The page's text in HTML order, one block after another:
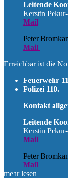
Leitende
Kerstin
Mail
Peter
Mail
Erreichbar ist die
Feuerwehr
Polizei 110.
Kontakt
Leitende
Kerstin
Mail
Peter
Mail
mehr lesen